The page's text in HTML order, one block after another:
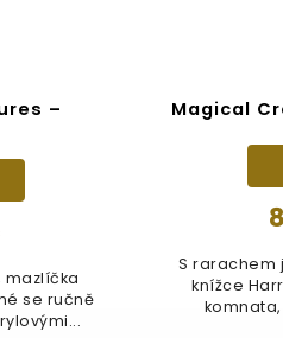
–
mazlíčka
Magical
S rarachem
knížce